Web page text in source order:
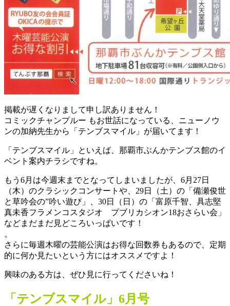
掲載が遅くなりまして申し訳ありません！
コミックチャンプルー もお世話になっている、ニューノウ
ンの加納先生から「テンブスマイル」が届いてます！
「テンブスマイル」といえば、那覇市ぶんかテンブス館のイ
ベント案内チラシですね。
もう6月は今週末までとなってしまいましたが、6月27日
（木）のクラシックコンサートや、29日（土）の「備瀬俊世
と草吟会の”吟い遊び」、30日（日）の「富原千智、具志堅
真未香フラメンコスタジオ プブリカシオン18おさらい会」
などまだまだ見どころいっぱいです！
。
さらに毎週木曜の芸能公演はお得な回数券もあるので、定期
的に何か見たいという方にはオススメですよ！
興味のある方は、ぜひ見に行ってくださいね！
「テンブスマイル」6月号